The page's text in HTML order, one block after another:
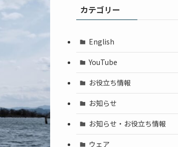
カテゴリー
English
YouTube
お役立ち情報
お知らせ
お知らせ・お役立ち情報
ウェア